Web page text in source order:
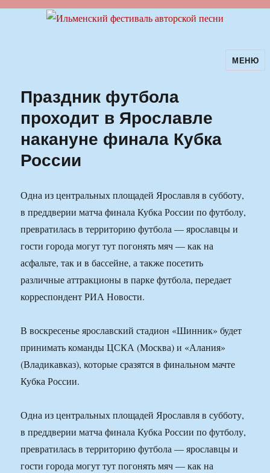
Ильменский фестиваль авторскойМЕНЮ
Праздник футбола
проходит в Ярославле
накануне финала Кубка
России
Одна из центральных площадей Ярославля в субботу,
в преддверии матча финала Кубка России по футболу,
превратилась в территорию футбола — ярославцы и
гости города могут тут погонять мяч — как на
асфальте, так и в бассейне, а также посетить
различные аттракционы в парке футбола, передает
корреспондент РИА Новости.
В воскресенье ярославский стадион «Шинник» будет
принимать команды ЦСКА (Москва) и «Алания»
(Владикавказ), которые сразятся в финальном мачте
Кубка России.
Одна из центральных площадей Ярославля в субботу,
в преддверии матча финала Кубка России по футболу,
превратилась в территорию футбола — ярославцы и
гости города могут тут погонять мяч — как на